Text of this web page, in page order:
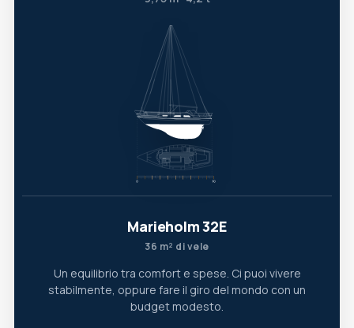
Marieholm 32E
36 m² di vele
Un equilibrio tra comfort e spese. Ci puoi vivere
stabilmente, oppure fare il giro del mondo con un
budget modesto.